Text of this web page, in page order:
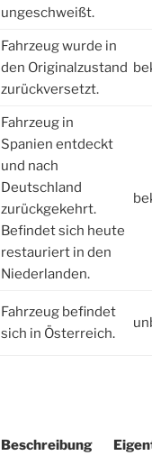
ungeschweißt.
Fahrzeug wurde in
den Originalzustand
zurückversetzt.
Fahrzeug in
Spanien entdeckt
und nach
Deutschland
zurückgekehrt.
Befindet sich heute
restauriert in den
Niederlanden.
Fahrzeug befindet
sich in Österreich.
Beschreibung